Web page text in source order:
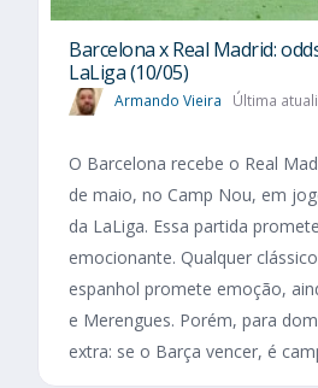
Barcelona x Real Madrid:
LaLiga (10/05)
Armando Vieira Última
O Barcelona recebe o Real
de maio, no Camp Nou, em
da LaLiga. Essa partida
emocionante. Qualquer
espanhol promete emoção,
e Merengues. Porém, para
extra: se o Barça vencer, é